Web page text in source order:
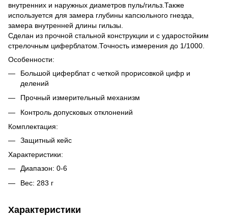
внутренних и наружных диаметров пуль/гильз.Также
используется для замера глубины капсюльного гнезда,
замера внутренней длины гильзы.
Сделан из прочной стальной конструкции и с ударостойким
стрелочным циферблатом.Точность измерения до 1/1000.
Особенности:
Большой циферблат с четкой прорисовкой цифр и
делений
Прочный измерительный механизм
Контроль допусковых отклонений
Комплектация:
Защитный кейс
Характеристики:
Диапазон: 0-6
Вес: 283 г
Характеристики